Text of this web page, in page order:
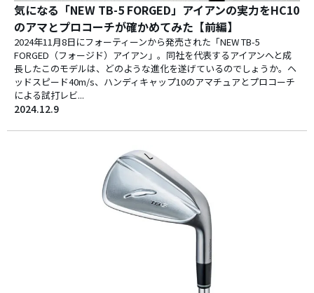
気になる「NEW TB-5 FORGED」アイアンの実力をHC10
のアマとプロコーチが確かめてみた【前編】
2024年11月8日にフォーティーンから発売された「NEW TB-5
FORGED（フォージド）アイアン」。同社を代表するアイアンへと成
長したこのモデルは、どのような進化を遂げているのでしょうか。ヘ
ッドスピード40m/s、ハンディキャップ10のアマチュアとプロコーチ
による試打レビ...
2024.12.9